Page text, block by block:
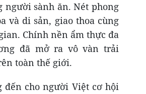
người sành ăn. Nét phong
và di sản, giao thoa cùng
Chính nền ẩm thực đa
đã mở ra vô vàn trải
toàn thế giới.
đến cho người Việt cơ hội